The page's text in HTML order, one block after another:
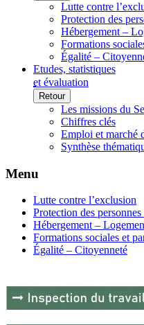
Lutte contre
Protection des
Hébergement –
Formations
Égalité –
Etudes, statistiques
et évaluation
Retour
Les missions du
Chiffres clés
Emploi et marché
Synthèse
Menu
Lutte contre l’exclusion
Protection des
Hébergement –
Formations sociales et
Égalité – Citoyenneté